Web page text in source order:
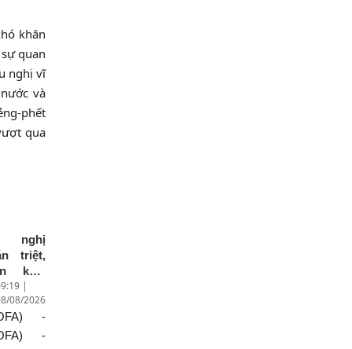
khăn
quan
nghị vĩ
và
phết
qua
nghị
triệt,
khai
quyết
23-
TW và
luận số
|
08/2026
-
-